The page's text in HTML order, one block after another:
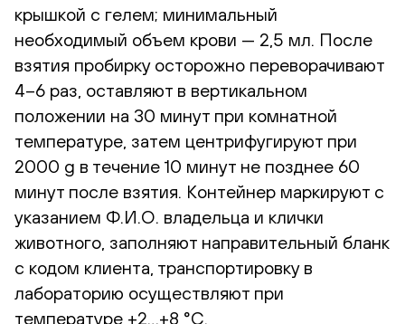
крышкой с гелем; минимальный
необходимый объем крови — 2,5 мл. После
взятия пробирку осторожно переворачивают
4–6 раз, оставляют в вертикальном
положении на 30 минут при комнатной
температуре, затем центрифугируют при
2000 g в течение 10 минут не позднее 60
минут после взятия. Контейнер маркируют с
указанием Ф.И.О. владельца и клички
животного, заполняют направительный бланк
с кодом клиента, транспортировку в
лабораторию осуществляют при
температуре +2…+8 °С.